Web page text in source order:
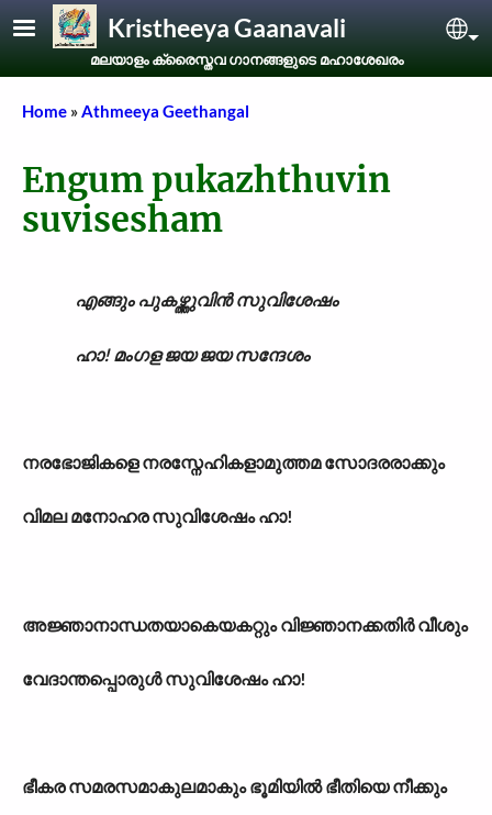
Skip to main contentKristheeya Gaanavali
മലയാളം ക്രൈസ്തവ ഗാനങ്ങളുടെ മഹാശേഖരം
Breadcrumb
Home Athmeeya Geethangal
Engum pukazhthuvin
suvisesham
എങ്ങും പുകഴ്ത്തുവിൻ സുവിശേഷം
ഹാ! മംഗള ജയ ജയ സന്ദേശം
നരഭോജികളെ നരസ്നേഹികളാമുത്തമ സോദരരാക്കും
വിമല മനോഹര സുവിശേഷം ഹാ!
അജ്ഞാനാന്ധതയാകെയകറ്റും വിജ്ഞാനക്കതിർ വീശും
വേദാന്തപ്പൊരുൾ സുവിശേഷം ഹാ!
ഭീകര സമരസമാകുലമാകും ഭൂമിയിൽ ഭീതിയെ നീക്കും